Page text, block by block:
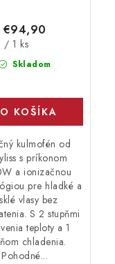
Skladom
€94,90
1 ks
KOŠÍKA
kulmofén od
s príkonom
a ionizačnou
pre hladké a
vlasy bez
S 2 stupňmi
teploty a 1
chladenia.
Pohodné...